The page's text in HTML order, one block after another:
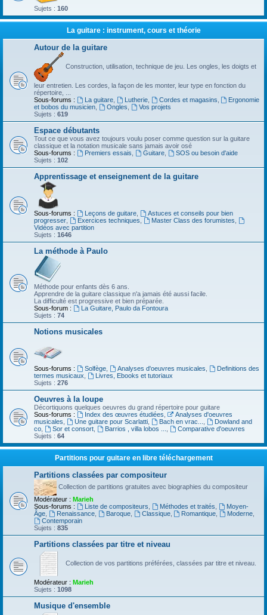
Sujets : 160
La guitare : instrument, cours et théorie
Autour de la guitare
Construction, utilisation, technique de jeu. Les ongles, les doigts et
leur entretien. Les cordes, la façon de les monter, leur type en fonction du
répertoire, ...
Sous-forums :
La guitare, Lutherie, Cordes et magasins
Ergonomie
et bobos du musicien
Ongles
Vos projets
Sujets : 619
Espace débutants
Tout ce que vous avez toujours voulu poser comme question sur la guitare
classique et la notation musicale sans jamais avoir osé
Sous-forums :
Premiers essais Guitare,
SOS ou besoin d'aide
Sujets : 102
Apprentissage et enseignement de la guitare
Sous-forums : Leçons de guitare,
Astuces et conseils pour bien
progresser
Exercices techniques Master Class des forumistes
Vidéos avec partition
Sujets : 1646
La méthode à Paulo
Méthode pour enfants dès 6 ans.
Apprendre de la guitare classique n'a jamais été aussi facile.
La difficulté est progressive et bien préparée.
Sous-forum :
La Guitare, Paulo da Fontoura
Sujets : 74
Notions musicales
Sous-forums : Solfège, Analyses d'oeuvres musicales
Definitions des
termes musicaux
Livres, Ebooks et tutoriaux
Sujets : 276
Oeuvres à la loupe
Décortiquons quelques oeuvres du grand répertoire pour guitare
Sous-forums :
Index des œuvres étudiées
Analyses d'oeuvres
musicales
Une guitare pour Scarlatti, Bach en vrac...
Dowland and
co
Sor et consort, Barrios , villa lobos ...
Comparative d'oeuvres
Sujets : 64
Partitions pour guitare en libre téléchargement
Partitions classées par compositeur
Collection de partitions gratuites avec biographies du compositeur
Modérateur : Marieh
Sous-forums :
Liste de compositeurs Méthodes et traités
Moyen-
Âge
Renaissance, Baroque, Classique, Romantique Moderne
Contemporain
Sujets : 835
Partitions classées par titre et niveau
Collection de vos partitions préférées, classées par titre et niveau.
Modérateur : Marieh
Sujets : 1098
Musique d'ensemble